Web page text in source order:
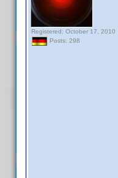
Registered: October 17, 2010
Posts: 298